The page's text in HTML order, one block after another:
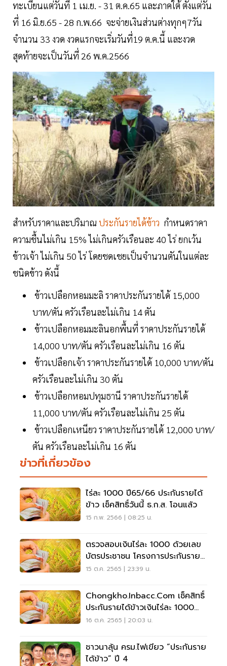
ทะเบียนแต่วันที่ 1 เม.ย. - 31 ต.ค.65 และภาคใต้ ตั้งแต่วัน
ที่ 16 มิ.ย.65 - 28 ก.พ.66 จะจ่ายเงินส่วนต่างทุกๆ7วัน
จำนวน 33 งวด งวดแรกจะเริ่มวันที่19 ต.ค.นี้ และงวด
สุดท้ายจะเป็นวันที่ 26 พ.ค.2566
สำหรับราคาและปริมาณ ประกันรายได้ข้าว กำหนดราคา
ความชื้นไม่เกิน 15% ไม่เกินครัวเรือนละ 40 ไร่ ยกเว้น
ข้าวเจ้า ไม่เกิน 50 ไร่ โดยชดเชยเป็นจำนวนตันในแต่ละ
ชนิดข้าว ดังนี้
ข้าวเปลือกหอมมะลิ ราคาประกันรายได้ 15,000
บาท/ตัน ครัวเรือนละไม่เกิน 14 ตัน
ข้าวเปลือกหอมมะลินอกพื้นที่ ราคาประกันรายได้
14,000 บาท/ตัน ครัวเรือนละไม่เกิน 16 ตัน
ข้าวเปลือกเจ้า ราคาประกันรายได้ 10,000 บาท/ตัน
ครัวเรือนละไม่เกิน 30 ตัน
ข้าวเปลือกหอมปทุมธานี ราคาประกันรายได้
11,000 บาท/ตัน ครัวเรือนละไม่เกิน 25 ตัน
ข้าวเปลือกเหนียว ราคาประกันรายได้ 12,000 บาท/
ตัน ครัวเรือนละไม่เกิน 16 ตัน
ข่าวที่เกี่ยวข้อง
ไร่ละ 1000 ปี65/66 ประกันรายได้
ข้าว เช็คสิทธิ์วันนี้ ธ.ก.ส. โอนแล้ว
15 ก.พ. 2566 | 08:25 น.
ตรวจสอบเงินไร่ละ 1000 ด้วยเลข
บัตรประชาชน โครงการประกันราย
ได้ข้าวดูที่นี่
15 ต.ค. 2565 | 23:39 น.
Chongkho.inbacc.com เช็คสิทธิ์
ประกันรายได้ข้าวเงินไร่ละ 1000
คลิกที่นี่
16 ต.ค. 2565 | 20:03 น.
ชาวนาลุ้น ครม.ไฟเขียว “ประกันราย
ได้ข้าว” ปี 4